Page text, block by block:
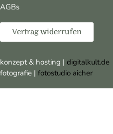
AGBs
Vertrag widerrufen
konzept & hosting | digitalkult.de
fotografie | fotostudio aicher